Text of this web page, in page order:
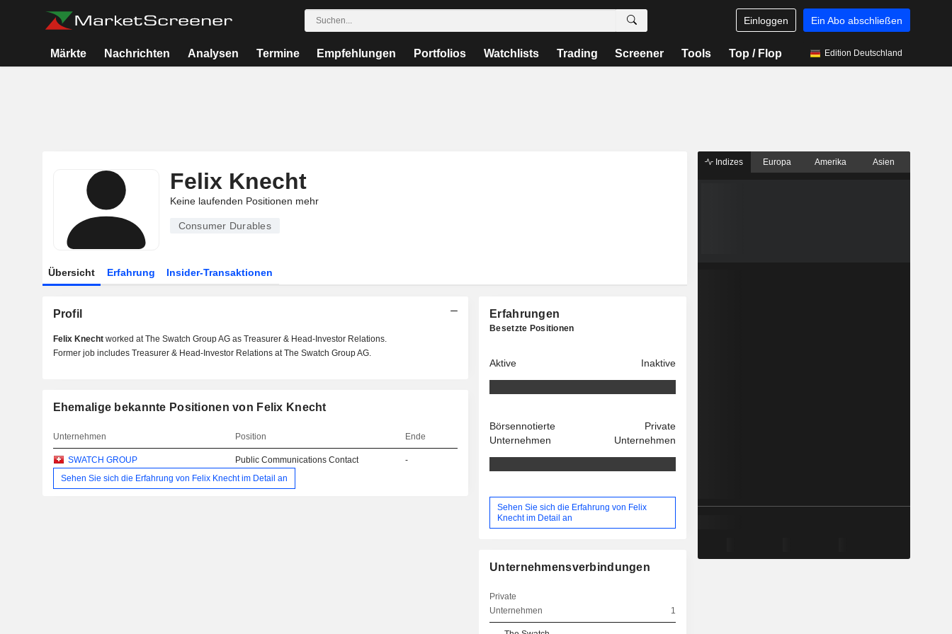
Einloggen Ein Abo abschließen
Märkte Nachrichten Analysen Termine Empfehlungen Portfolios Watchlists Trading Screener Tools Top / Flop Edition Deutschland
Felix Knecht
Keine laufenden Positionen mehr
Consumer Durables
Übersicht Erfahrung Insider-Transaktionen
Profil
Felix Knechtworked at The Swatch Group AG as Treasurer & Head-Investor Relations.
Former job includes Treasurer & Head-Investor Relations at The Swatch Group AG.
Ehemalige bekannte Positionen von Felix Knecht
Unternehmen Position Ende
SWATCH GROUP Public Communications Contact
-
Sehen Sie sich die Erfahrung von Felix Knecht im Detail an
Erfahrungen
Besetzte Positionen
Aktive Inaktive
Börsennotierte
Unternehmen
Private
Unternehmen
Sehen Sie sich die Erfahrung von Felix
Knecht im Detail an
Unternehmensverbindungen
Private
Unternehmen
1
Indizes Europa Amerika Asien